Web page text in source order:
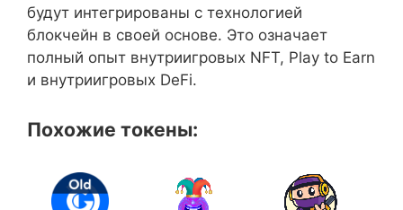
будут интегрированы с технологией
блокчейн в своей основе. Это означает
полный опыт внутриигровых NFT, Play to Earn
и внутриигровых DeFi.
Похожие токены: